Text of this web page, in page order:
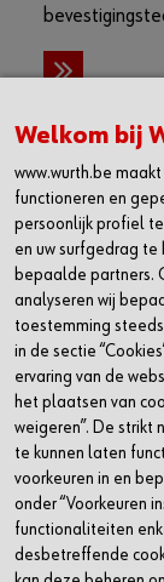
Eenvoudig
€20
Welkom bij
www.wurth.be
functioneren en
persoonlijk profiel
en uw surfgedrag te
bepaalde partners.
analyseren wij
toestemming
in de sectie
ervaring van de
het plaatsen van
weigeren”. De strikt
te kunnen laten
voorkeuren in en
onder “Voorkeuren
functionaliteiten
desbetreffende